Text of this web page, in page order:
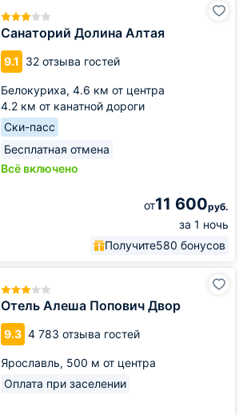
Санаторий Долина Алтая
9.1 32 отзыва гостей
Белокуриха, 4.6 км от центра
4.2 км от канатной дороги
Ски-пасс
Бесплатная отмена
Всё включено
от11 600руб.
за 1 ночь
Получите580 бонусов
Отель Алеша Попович Двор
9.3 4 783 отзыва гостей
Ярославль, 500 м от центра
Оплата при заселении